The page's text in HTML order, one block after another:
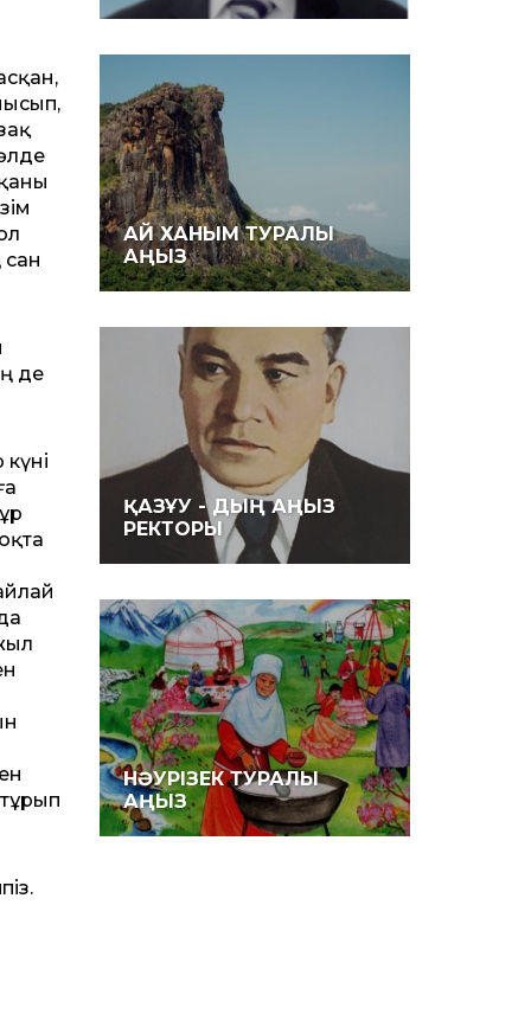
де
АЙ ХАНЫМ ТУРАЛЫ
АҢЫЗ
ҚАЗҰУ - ДЫҢ АҢЫЗ
РЕКТОРЫ
НӘУРІЗЕК ТУРАЛЫ
АҢЫЗ